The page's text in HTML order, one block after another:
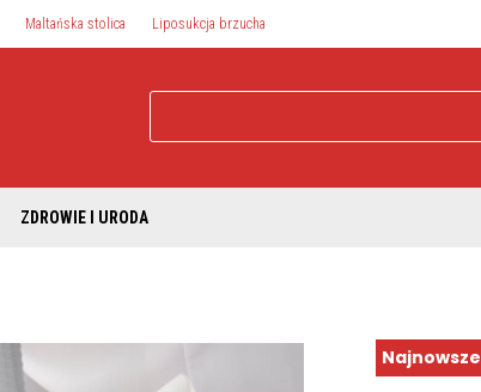
Maltańska stolica Liposukcja brzucha
ZDROWIE I URODA
Najnowsze